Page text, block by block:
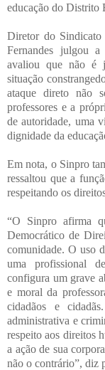
educação do Distrito
Diretor do Sindicato
Fernandes julgou
avaliou que não é
situação
ataque direto não
professores e a
de autoridade, uma
dignidade da
Em nota, o Sinpro
ressaltou que a
respeitando os
“O Sinpro afirma
Democrático de
comunidade. O uso
uma profissional
configura um grave
e moral da
cidadãos e
administrativa e
respeito aos direitos
a ação de sua
não o contrário”, diz